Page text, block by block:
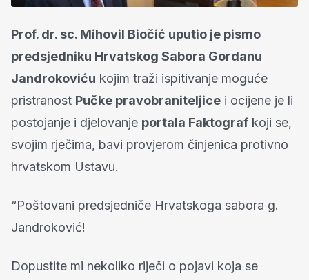
Prof. dr. sc. Mihovil Biočić uputio je pismo
predsjedniku Hrvatskog Sabora Gordanu
Jandrokoviću kojim traži ispitivanje moguće
pristranost Pučke pravobraniteljice i ocijene je li
postojanje i djelovanje portala Faktograf koji se,
svojim rječima, bavi provjerom činjenica protivno
hrvatskom Ustavu.
“Poštovani predsjedniče Hrvatskoga sabora g.
Jandroković!
Dopustite mi nekoliko riječi o pojavi koja se